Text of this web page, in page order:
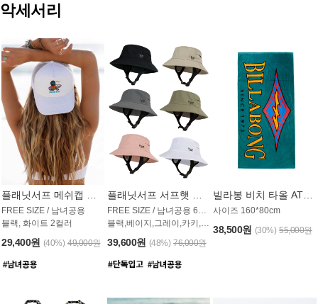
악세서리
FREE SIZE / 남녀공용
블랙, 화이트 2컬러
29,400원 (40%) 49,000원
블랙,베이지,그레이,카키,핑크,화이트
39,600원 (48%) 76,000원
사이즈 160*80cm
38,500원 (30%) 55,000원